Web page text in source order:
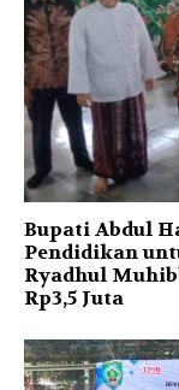
Bupati Abdul
Pendidikan
Ryadhul
Rp3,5 Juta